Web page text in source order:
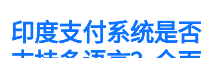
印度支付系统是否